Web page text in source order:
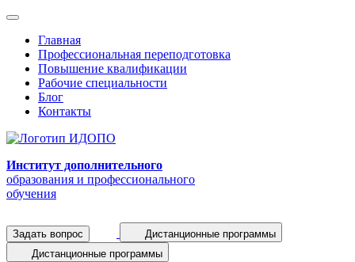
Главная
Профессиональная переподготовка
Повышение квалификации
Рабочие специальности
Блог
Контакты
Институт дополнительного
образования и профессионального
обучения
Задать вопрос
Дистанционные программы
Дистанционные программы